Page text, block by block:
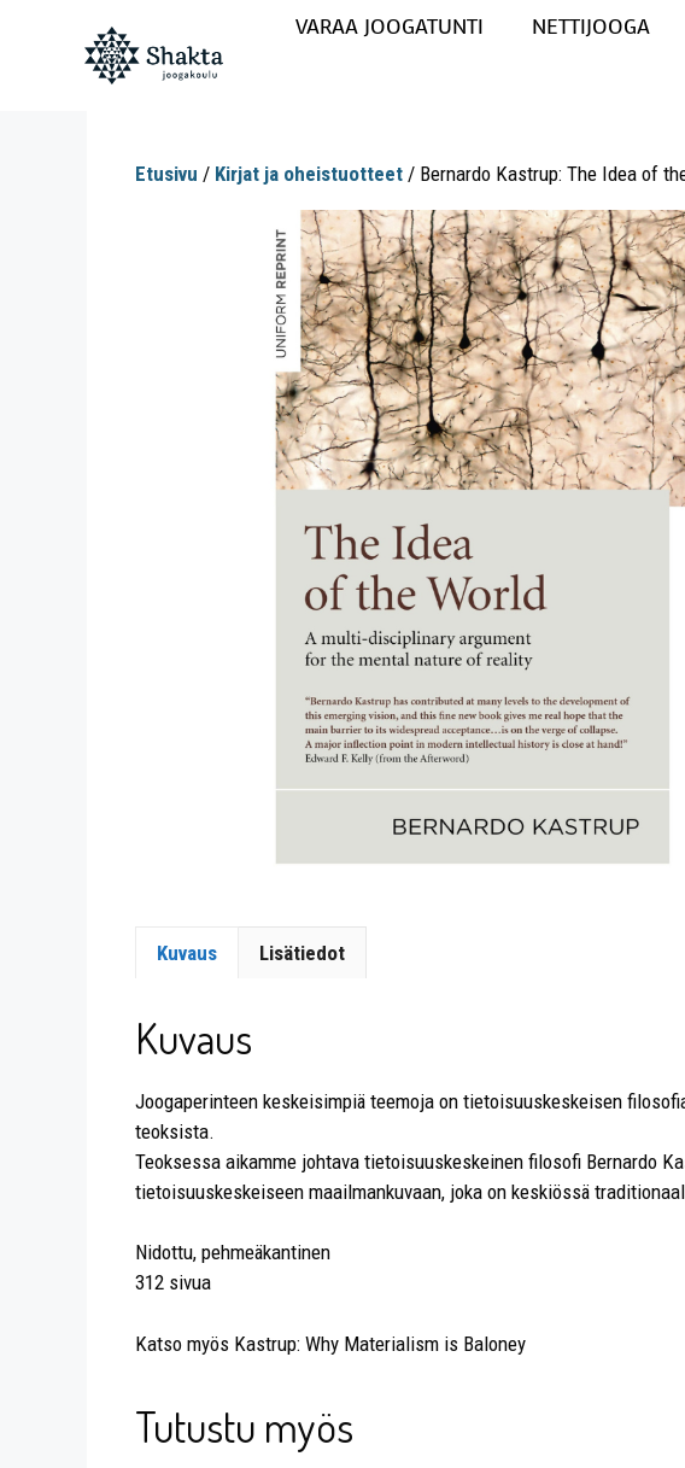
VARAA JOOGATUNTI NETTIJOOGA
Etusivu / Kirjat ja oheistuotteet / Bernardo Kastrup: The Idea of
Kuvaus Lisätiedot
Kuvaus
Joogaperinteen keskeisimpiä teemoja on tietoisuuskeskeisen
teoksista.
Teoksessa aikamme johtava tietoisuuskeskeinen filosofi Bernardo
tietoisuuskeskeiseen maailmankuvaan, joka on keskiössä
Nidottu, pehmeäkantinen
312 sivua
Katso myös Kastrup: Why Materialism is Baloney
Tutustu myös